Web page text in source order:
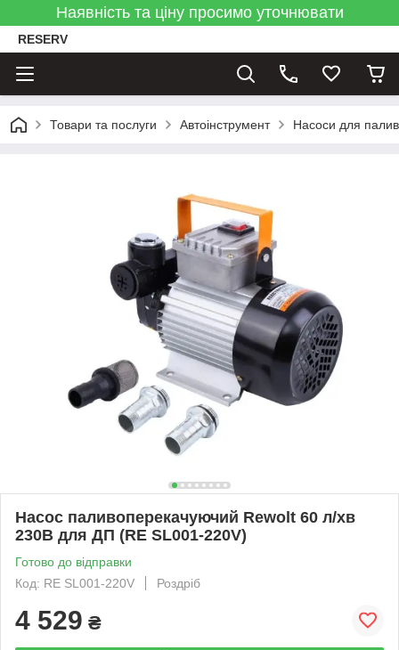
Наявність та ціну просимо уточнювати
RESERV
Товари та послуги Автоінструмент Насоси для
Насос паливоперекачуючий Rewolt 60 л/хв
230В для ДП (RE SL001-220V)
Готово до відправки
Код: RE SL001-220V
Роздріб
4 529 ₴